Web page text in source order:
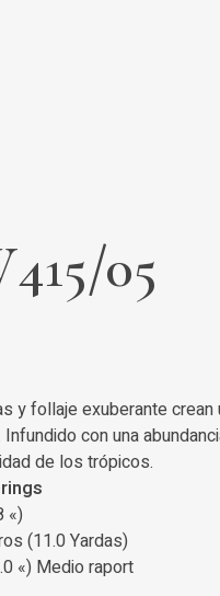
05
y follaje exuberante crean
con una
de los trópicos.
«)
(11.0 Yardas)
«) Medio raport